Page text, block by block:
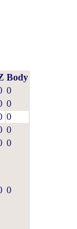
Body
0
0
0
0
0
0